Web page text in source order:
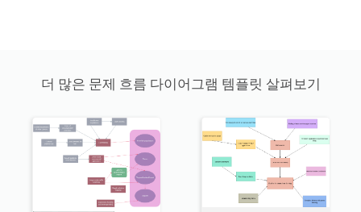
더 많은 문제 흐름 다이어그램 템플릿 살펴보기